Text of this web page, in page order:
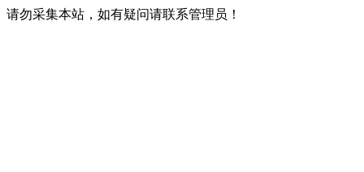
请勿采集本站，如有疑问请联系管理员！